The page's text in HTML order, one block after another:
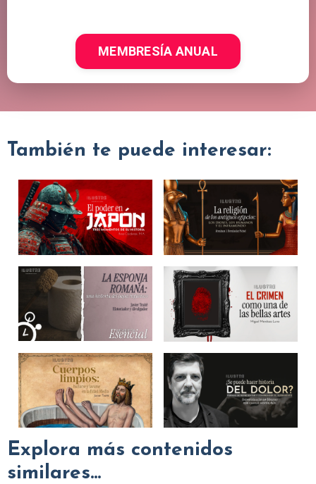
MEMBRESÍA ANUAL
También te puede interesar:
Explora más contenidos
similares...